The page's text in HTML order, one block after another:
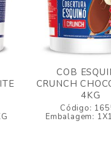
COB
CRUNCH
4KG
Código:
Embalagem: